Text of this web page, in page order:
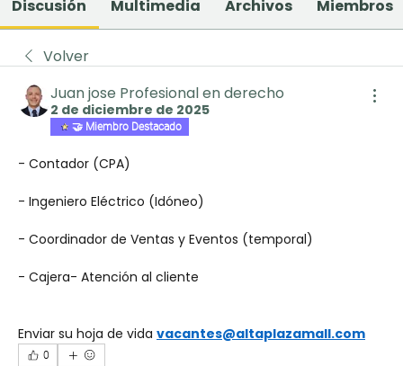
Discusión Multimedia Archivos Miembros
Volver
Juan jose Profesional en derecho
2 de diciembre de 2025
🤝 Miembro Destacado
- Contador (CPA)
- Ingeniero Eléctrico (Idóneo)
- Coordinador de Ventas y Eventos (temporal)
- Cajera- Atención al cliente
Enviar su hoja de vida vacantes@altaplazamall.com
0